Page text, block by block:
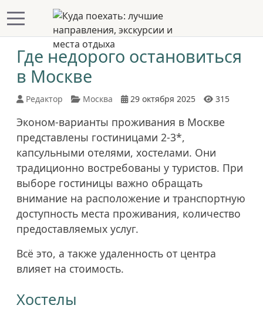
Mobile Menu Toggle
Где недорого остановиться
в Москве
Редактор Москва 29 октября 2025 315
Эконом-варианты проживания в Москве
представлены гостиницами 2-3*,
капсульными отелями, хостелами. Они
традиционно востребованы у туристов. При
выборе гостиницы важно обращать
внимание на расположение и транспортную
доступность места проживания, количество
предоставляемых услуг.
Всё это, а также удаленность от центра
влияет на стоимость.
Хостелы